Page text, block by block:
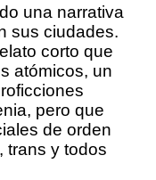
una narrativa
sus ciudades.
corto que
atómicos, un
pero que
de orden
trans y todos